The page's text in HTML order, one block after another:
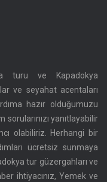
turu ve Kapadokya
ve seyahat acentaları
hazır olduğumuzu
yanıtlayabilir
olabiliriz. Herhangi bir
ücretsiz sunmaya
tur güzergahları ve
ihtiyacınız, Yemek ve